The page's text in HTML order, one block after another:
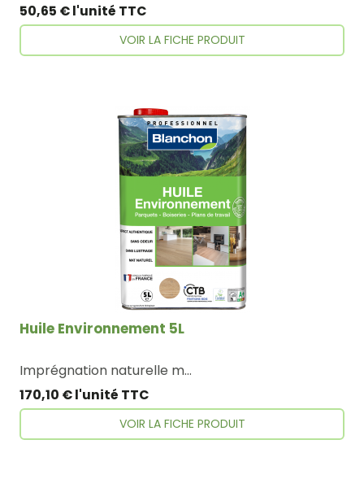
50,65 € l'unité TTC
VOIR LA FICHE PRODUIT
Huile Environnement 5L
Imprégnation naturelle mate. Formule Biosourcée, testée selon la norme NF-EN16640, non issue de l’agriculture biologique.
170,10 € l'unité TTC
VOIR LA FICHE PRODUIT